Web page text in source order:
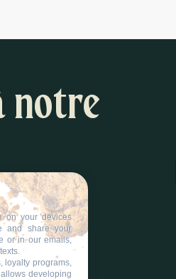
notre
on your devices
and share your
or in our emails,
loyalty programs,
developing